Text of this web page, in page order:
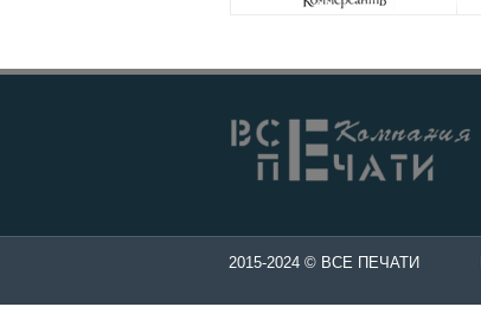
и штампы - Изготовление печатей в Чебоксары.
2015-2024 © ВСЕ ПЕЧАТИ